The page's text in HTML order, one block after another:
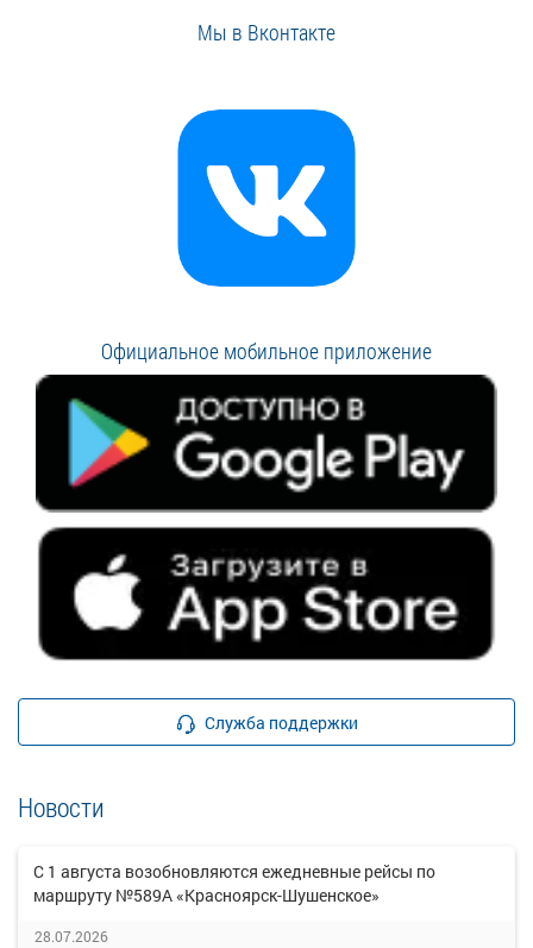
Мы в Вконтакте
Официальное мобильное приложение
Служба поддержки
Новости
С 1 августа возобновляются ежедневные рейсы по
маршруту №589А «Красноярск-Шушенское»
28.07.2026